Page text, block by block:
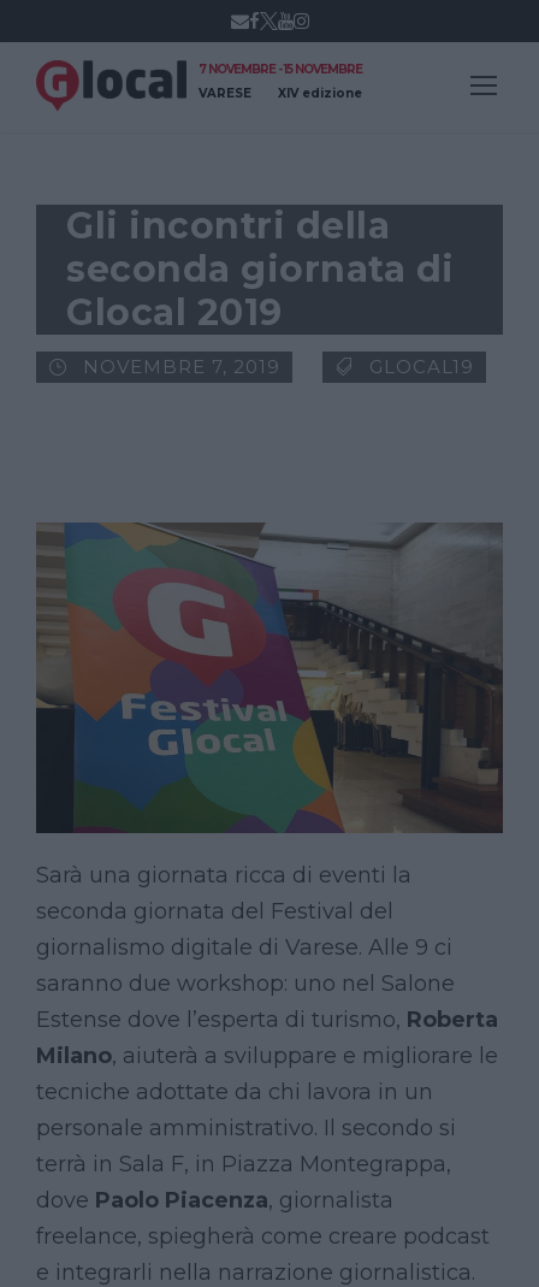
7 NOVEMBRE - 15 NOVEMBRE
VARESE
XIV edizione
Gli incontri della
seconda giornata di
Glocal 2019
NOVEMBRE 7, 2019 GLOCAL19
Sarà una giornata ricca di eventi la
seconda giornata del Festival del
giornalismo digitale di Varese. Alle 9 ci
saranno due workshop: uno nel Salone
Estense dove l’esperta di turismo, Roberta
Milano, aiuterà a sviluppare e migliorare le
tecniche adottate da chi lavora in un
personale amministrativo. Il secondo si
terrà in Sala F, in Piazza Montegrappa,
dove Paolo Piacenza, giornalista
freelance, spiegherà come creare podcast
e integrarli nella narrazione giornalistica.